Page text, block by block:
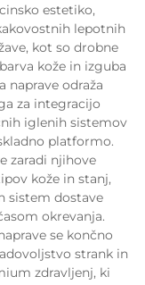
estetiko,
lepotnih
kot so drobne
kože in izguba
naprave odraža
za integracijo
iglenih sistemov
platformo.
zaradi njihove
kože in stanj,
sistem dostave
okrevanja.
se končno
strank in
zdravljenj, ki